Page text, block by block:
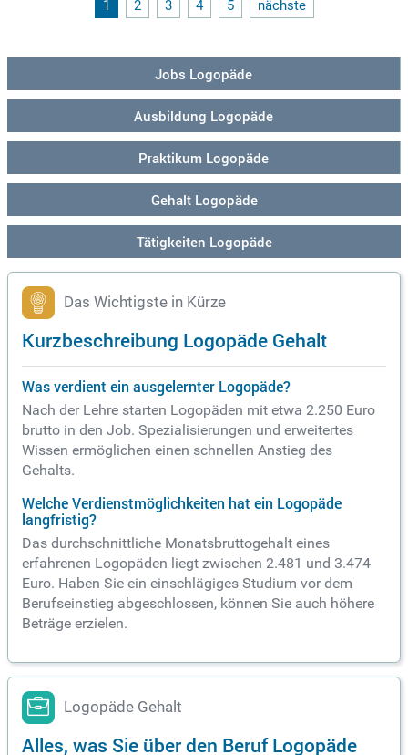
male Patientenversorgung. Bewerben Sie sich jetzt und gest
1 2 3 4 5 nächste
Jobs Logopäde
Ausbildung Logopäde
Praktikum Logopäde
Gehalt Logopäde
Tätigkeiten Logopäde
Das Wichtigste in Kürze
Kurzbeschreibung Logopäde Gehalt
Was verdient ein ausgelernter Logopäde?
Nach der Lehre starten Logopäden mit etwa 2.250 Euro
brutto in den Job. Spezialisierungen und erweitertes
Wissen ermöglichen einen schnellen Anstieg des
Gehalts.
Welche Verdienstmöglichkeiten hat ein Logopäde
langfristig?
Das durchschnittliche Monatsbruttogehalt eines
erfahrenen Logopäden liegt zwischen 2.481 und 3.474
Euro. Haben Sie ein einschlägiges Studium vor dem
Berufseinstieg abgeschlossen, können Sie auch höhere
Beträge erzielen.
Logopäde Gehalt
Alles, was Sie über den Beruf Logopäde